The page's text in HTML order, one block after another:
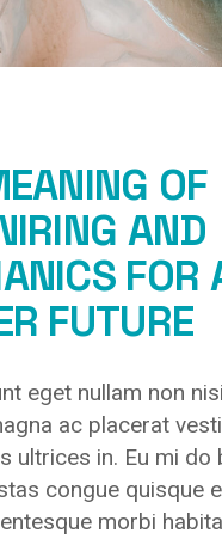
OF
AND
FOR
FUTURE
eget nullam non
ac placerat
ultrices in. Eu mi do
congue quisque
morbi